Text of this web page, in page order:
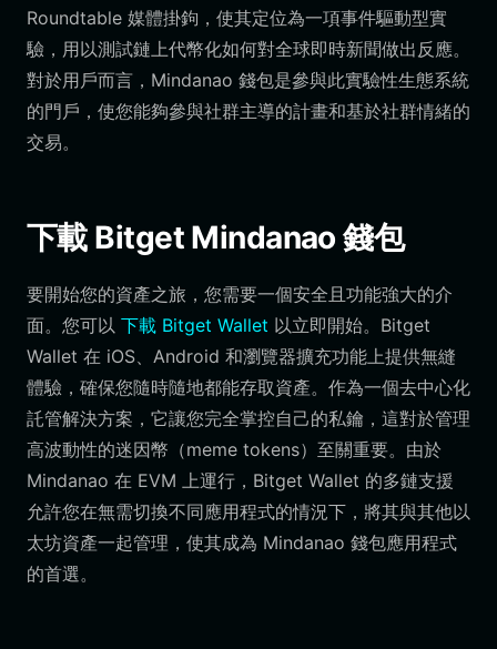
Roundtable 媒體掛鉤，使其定位為一項事件驅動型實
驗，用以測試鏈上代幣化如何對全球即時新聞做出反應。
對於用戶而言，Mindanao 錢包是參與此實驗性生態系統
的門戶，使您能夠參與社群主導的計畫和基於社群情緒的
交易。
下載 Bitget Mindanao 錢包
要開始您的資產之旅，您需要一個安全且功能強大的介
面。您可以 下載 Bitget Wallet 以立即開始。Bitget
Wallet 在 iOS、Android 和瀏覽器擴充功能上提供無縫
體驗，確保您隨時隨地都能存取資產。作為一個去中心化
託管解決方案，它讓您完全掌控自己的私鑰，這對於管理
高波動性的迷因幣（meme tokens）至關重要。由於
Mindanao 在 EVM 上運行，Bitget Wallet 的多鏈支援
允許您在無需切換不同應用程式的情況下，將其與其他以
太坊資產一起管理，使其成為 Mindanao 錢包應用程式
的首選。